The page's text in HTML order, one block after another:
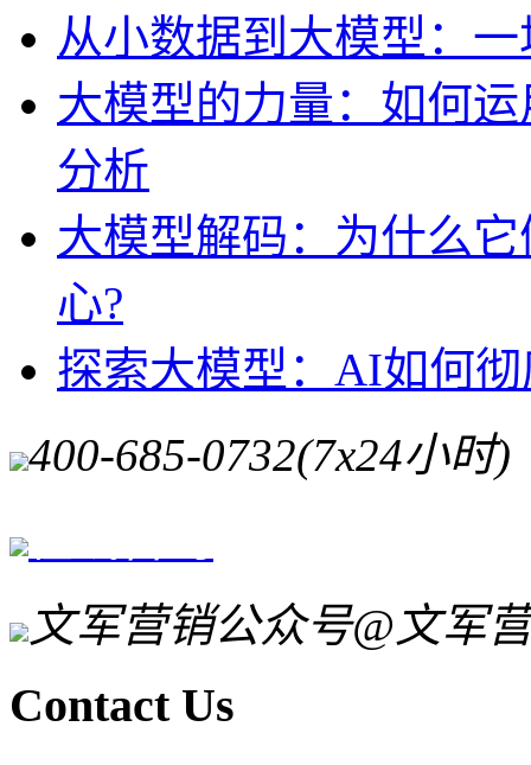
从小数据到大模型：
大模型的力量：如何
分析
大模型解码：为什么
心?
探索大模型：AI如何
400-685-0732(7x24小时)
文军营销公众号@文军
Contact Us